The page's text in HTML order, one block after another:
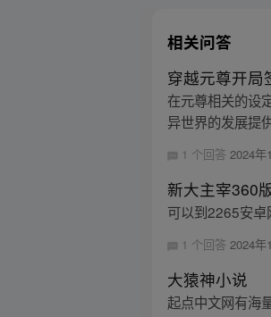
相关问答
穿越元尊开局
在元尊相关的设
异世界的发展提
1 个回答2024年
新大主宰360
可以到2265安卓
1 个回答2024年
大猿神小说
起点中文网有海